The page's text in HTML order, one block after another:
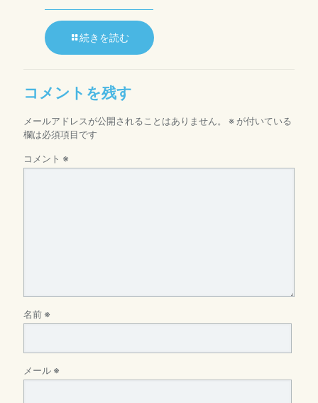
続きを読む
コメントを残す
メールアドレスが公開されることはありません。 ※ が付いている
欄は必須項目です
コメント ※
名前 ※
メール ※